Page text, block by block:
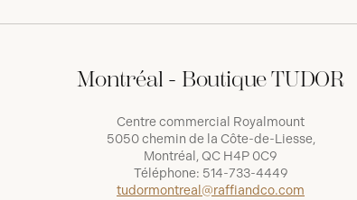
Montréal - Boutique TUDOR
Centre commercial Royalmount
5050 chemin de la Côte-de-Liesse,
Montréal, QC H4P 0C9
Téléphone: 514-733-4449
tudormontreal@raffiandco.com